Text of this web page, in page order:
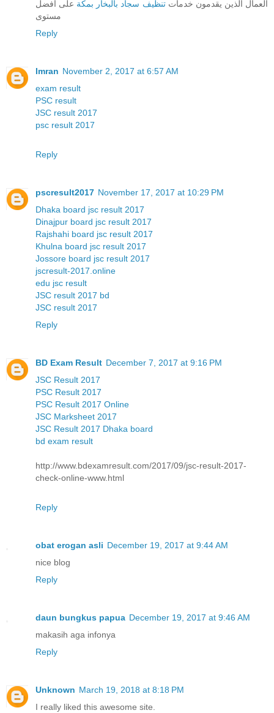
العمال الذين يقدمون خدماتتنظيف سجاد بالبخار بمكة على افضل
مستوى
Reply
Imran November 2, 2017 at 6:57 AM
exam result
PSC result
JSC result 2017
psc result 2017
Reply
pscresult2017 November 17, 2017 at 10:29 PM
Dhaka board jsc result 2017
Dinajpur board jsc result 2017
Rajshahi board jsc result 2017
Khulna board jsc result 2017
Jossore board jsc result 2017
jscresult-2017.online
edu jsc result
JSC result 2017 bd
JSC result 2017
Reply
BD Exam Result December 7, 2017 at 9:16 PM
JSC Result 2017
PSC Result 2017
PSC Result 2017 Online
JSC Marksheet 2017
JSC Result 2017 Dhaka board
bd exam result
http://www.bdexamresult.com/2017/09/jsc-result-2017-
check-online-www.html
Reply
obat erogan asli December 19, 2017 at 9:44 AM
nice blog
Reply
daun bungkus papua December 19, 2017 at 9:46 AM
makasih aga infonya
Reply
Unknown March 19, 2018 at 8:18 PM
I really liked this awesome site.